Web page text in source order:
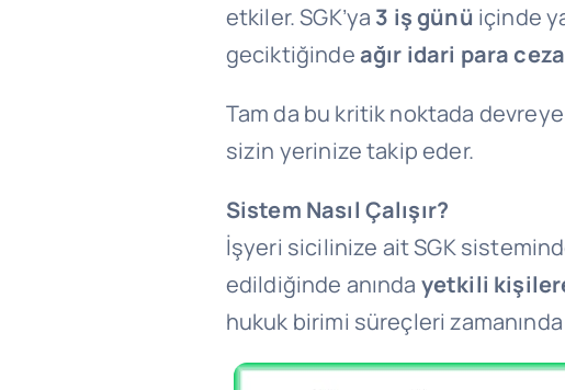
etkiler. SGK’ya 3 iş günü içinde
geciktiğindeağır idari para
Tam da bu kritik noktada
sizin yerinize takip eder.
Sistem Nasıl Çalışır?
İşyeri sicilinize ait SGK
edildiğinde anında yetkili
hukuk birimi süreçleri